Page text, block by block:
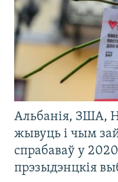
Альбанія, ЗША,
жывуць і чым
спрабаваў у
прэзыдэнцкія